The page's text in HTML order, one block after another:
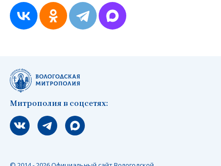
Митрополия в соцсетях:
Мы вконтакте
Мы в telegram
Мы в Макс